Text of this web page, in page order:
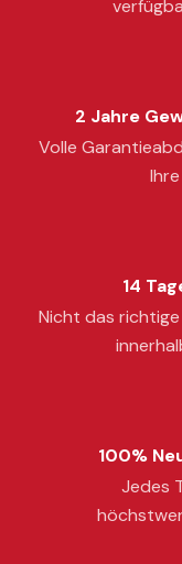
2 Jahre
Volle
14
Nicht das
100%
Jedes